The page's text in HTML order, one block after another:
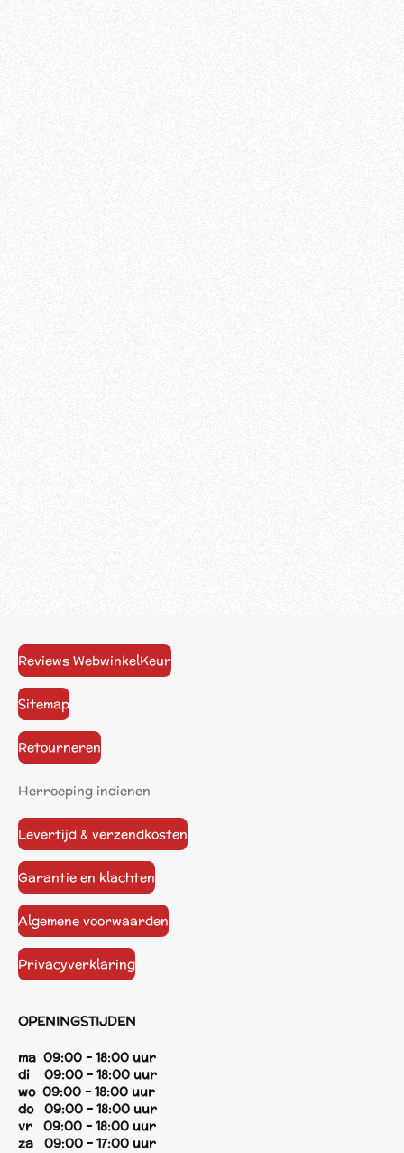
Reviews WebwinkelKeur
Sitemap
Retourneren
Herroeping indienen
Levertijd & verzendkosten
Garantie en klachten
Algemene voorwaarden
Privacyverklaring
OPENINGSTIJDEN
ma 09:00 - 18:00 uur
di 09:00 - 18:00 uur
wo 09:00 - 18:00 uur
do 09:00 - 18:00 uur
vr 09:00 - 18:00 uur
za 09:00 - 17:00 uur